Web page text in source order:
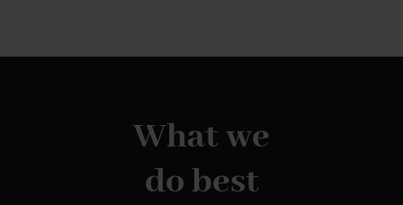
What we
do best